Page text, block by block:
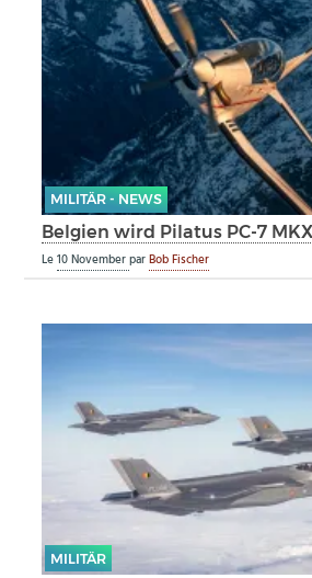
MILITÄR - NEWS
Belgien wird Pilatus PC-7
Le10 NovemberparBob Fischer
MILITÄR